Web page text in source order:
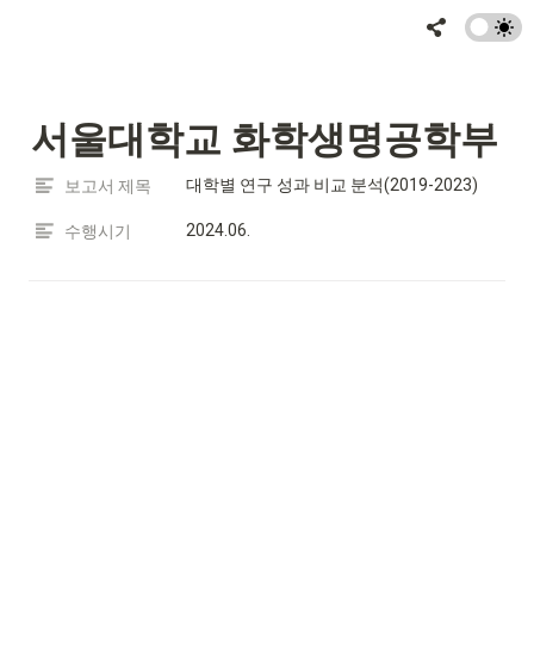
서울대학교 화학생명공학부
보고서 제목 대학별 연구 성과 비교 분석(2019-2023)
수행시기 2024.06.